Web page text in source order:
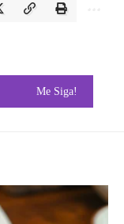
Me Siga!